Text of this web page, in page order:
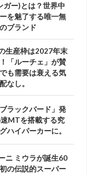
ガー)とは？世界中
を魅了する唯一無
ブランド
生産枠は2027年末
「ルーチェ」が賛
も需要は衰える気
配なし。
ラックバード」発
MTを搭載する究
ハイパーカーに。
ニ ミウラが誕生60
の伝説的スーパー